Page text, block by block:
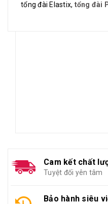
tổng đài Elastix, tổng đài
Cam kết chất
Tuyệt đối yên tâm
Bảo hành siêu